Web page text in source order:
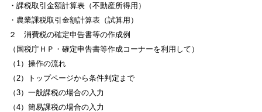
・課税取引金額計算表（不動産所得用）
・農業課税取引金額計算表（試算用）
２ 消費税の確定申告書等の作成例
（国税庁ＨＰ・確定申告書等作成コーナーを利用して）
（1）操作の流れ
（2）トップページから条件判定まで
（3）一般課税の場合の入力
（4）簡易課税の場合の入力